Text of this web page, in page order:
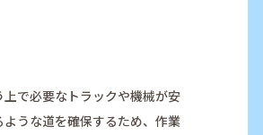
上で必要なトラックや機械が安
ような道を確保するため、作業